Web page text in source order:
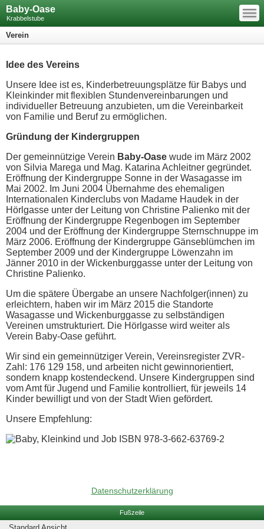
Baby-Oase
Krabbelstube
—
—
—
Verein
Idee des Vereins
Unsere Idee ist es, Kinderbetreuungsplätze für Babys und
Kleinkinder mit flexiblen Stundenvereinbarungen und
individueller Betreuung anzubieten, um die Vereinbarkeit
von Familie und Beruf zu ermöglichen.
Gründung der Kindergruppen
Der gemeinnützige Verein Baby-Oase wude im März 2002
von Silvia Marega und Mag. Katarina Achleitner gegründet.
Eröffnung der Kindergruppe Sonne in der Wasagasse im
Mai 2002. Im Juni 2004 Übernahme des ehemaligen
Internationalen Kinderclubs von Madame Haudek in der
Hörlgasse unter der Leitung von Christine Palienko mit der
Eröffnung der Kindergruppe Regenbogen im September
2004 und der Eröffnung der Kindergruppe Sternschnuppe im
März 2006. Eröffnung der Kindergruppe Gänseblümchen im
September 2009 und der Kindergruppe Löwenzahn im
Jänner 2010 in der Wickenburggasse unter der Leitung von
Christine Palienko.
Um die spätere Übergabe an unsere Nachfolger(innen) zu
erleichtern, haben wir im März 2015 die Standorte
Wasagasse und Wickenburggasse zu selbständigen
Vereinen umstrukturiert. Die Hörlgasse wird weiter als
Verein Baby-Oase geführt.
Wir sind ein gemeinnütziger Verein, Vereinsregister ZVR-
Zahl: 176 129 158, und arbeiten nicht gewinnorientiert,
sondern knapp kostendeckend. Unsere Kindergruppen sind
vom Amt für Jugend und Familie kontrolliert, für jeweils 14
Kinder bewilligt und von der Stadt Wien gefördert.
Unsere Empfehlung:
ISBN 978-3-662-63769-2
Datenschutzerklärung
Fußzeile